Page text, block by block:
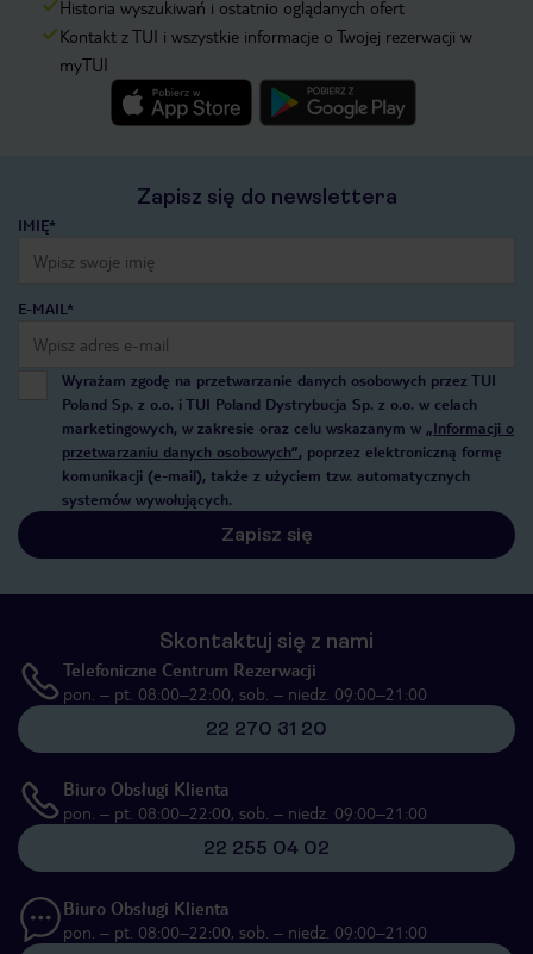
Historia wyszukiwań i ostatnio oglądanych ofert
Kontakt z TUI i wszystkie informacje o Twojej rezerwacji w
myTUI
Zapisz się do newslettera
IMIĘ*
E-MAIL*
Wyrażam zgodę na przetwarzanie danych osobowych przez TUI
Poland Sp. z o.o. i TUI Poland Dystrybucja Sp. z o.o. w celach
marketingowych, w zakresie oraz celu wskazanym w „Informacji o
przetwarzaniu danych osobowych”, poprzez elektroniczną formę
komunikacji (e-mail), także z użyciem tzw. automatycznych
systemów wywołujących.
Zapisz się
Skontaktuj się z nami
Telefoniczne Centrum Rezerwacji
pon. – pt. 08:00–22:00, sob. – niedz. 09:00–21:00
22 270 31 20
Biuro Obsługi Klienta
pon. – pt. 08:00–22:00, sob. – niedz. 09:00–21:00
22 255 04 02
Biuro Obsługi Klienta
pon. – pt. 08:00–22:00, sob. – niedz. 09:00–21:00